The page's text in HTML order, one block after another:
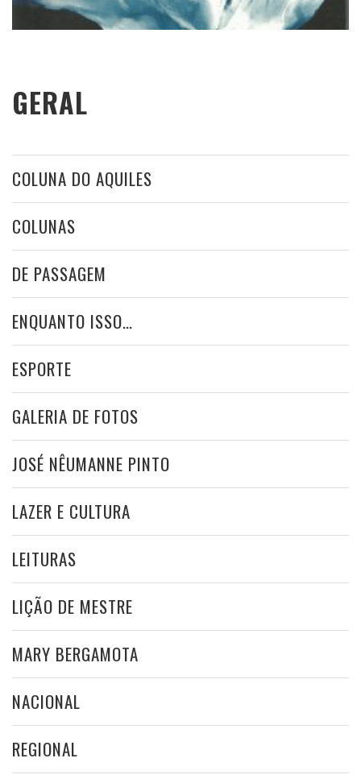
GERAL
COLUNA DO AQUILES
COLUNAS
DE PASSAGEM
ENQUANTO ISSO…
ESPORTE
GALERIA DE FOTOS
JOSÉ NÊUMANNE PINTO
LAZER E CULTURA
LEITURAS
LIÇÃO DE MESTRE
MARY BERGAMOTA
NACIONAL
REGIONAL